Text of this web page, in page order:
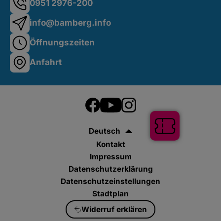
0951 2976-200
info@bamberg.info
Öffnungszeiten
Anfahrt
Deutsch
Kontakt
Impressum
Datenschutzerklärung
Datenschutzeinstellungen
Stadtplan
Widerruf erklären